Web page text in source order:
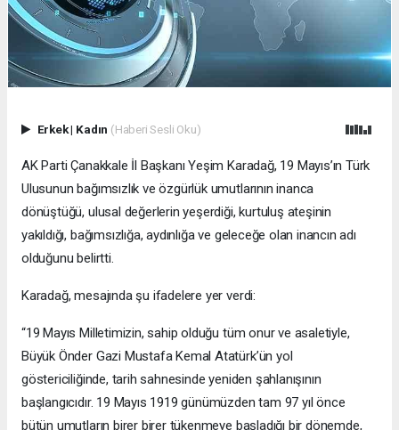
Erkek| Kadın (Haberi Sesli Oku)
AK Parti Çanakkale İl Başkanı Yeşim Karadağ, 19 Mayıs’ın Türk
Ulusunun bağımsızlık ve özgürlük umutlarının inanca
dönüştüğü, ulusal değerlerin yeşerdiği, kurtuluş ateşinin
yakıldığı, bağımsızlığa, aydınlığa ve geleceğe olan inancın adı
olduğunu belirtti.
Karadağ, mesajında şu ifadelere yer verdi:
“19 Mayıs Milletimizin, sahip olduğu tüm onur ve asaletiyle,
Büyük Önder Gazi Mustafa Kemal Atatürk’ün yol
göstericiliğinde, tarih sahnesinde yeniden şahlanışının
başlangıcıdır. 19 Mayıs 1919 günümüzden tam 97 yıl önce
bütün umutların birer birer tükenmeye başladığı bir dönemde,